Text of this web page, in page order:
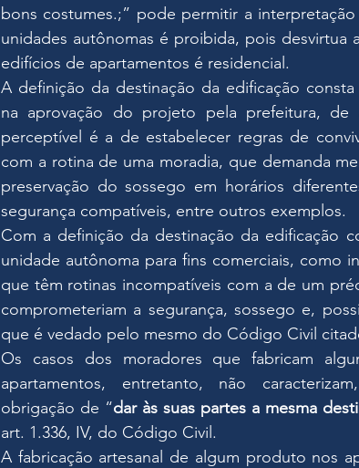
bons costumes.;” pode permitir a
unidades autônomas é proibida, pois
edifícios de apartamentos é residencial.
A definição da destinação da edificação
na aprovação do projeto pela prefeitura,
perceptível é a de estabelecer regras de
com a rotina de uma moradia, que demanda
preservação do sossego em horários
segurança compatíveis, entre outros exemplos.
Com a definição da destinação da edificação
unidade autônoma para fins comerciais, como
que têm rotinas incompatíveis com a de um
comprometeriam a segurança, sossego e,
que é vedado pelo mesmo do Código Civil
Os casos dos moradores que fabricam
apartamentos, entretanto, não
obrigação de “dar às suas partes a mesma
art. 1.336, IV, do Código Civil.
A fabricação artesanal de algum produto nos